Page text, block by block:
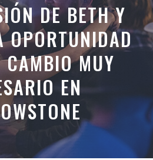
DE BETH Y
OPORTUNIDAD
MUY
EN